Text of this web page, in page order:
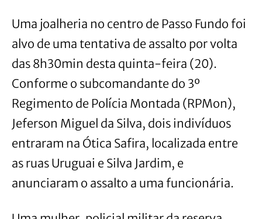
Uma joalheria no centro de Passo Fundo foi
alvo de uma tentativa de assalto por volta
das 8h30min desta quinta-feira (20).
Conforme o subcomandante do 3º
Regimento de Polícia Montada (RPMon),
Jeferson Miguel da Silva, dois indivíduos
entraram na Ótica Safira, localizada entre
as ruas Uruguai e Silva Jardim, e
anunciaram o assalto a uma funcionária.